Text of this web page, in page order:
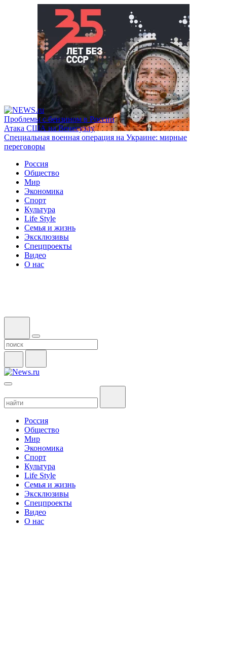
Проблемы с бензином в России
Атака США на Венесуэлу
Специальная военная операция на Украине: мирные
переговоры
Россия
Общество
Мир
Экономика
Спорт
Культура
Life Style
Семья и жизнь
Эксклюзивы
Спецпроекты
Видео
О нас
Россия
Общество
Мир
Экономика
Спорт
Культура
Life Style
Семья и жизнь
Эксклюзивы
Спецпроекты
Видео
О нас